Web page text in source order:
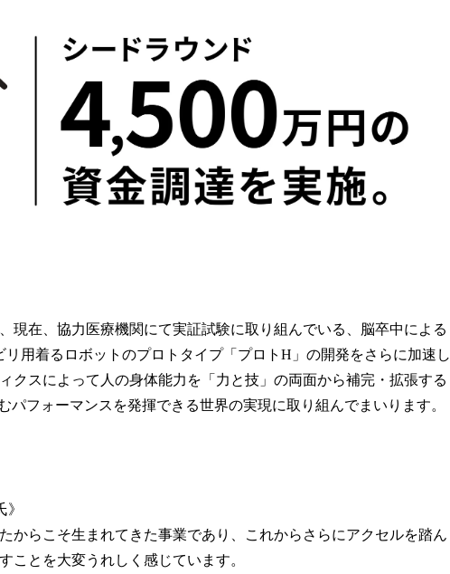
現在、協力医療機関にて実証試験に取り組んでいる、脳卒中による
用着るロボットのプロトタイプ「プロトH」の開発をさらに加速し
クスによって人の身体能力を「力と技」の両面から補完・拡張する
パフォーマンスを発揮できる世界の実現に取り組んでまいります。
からこそ生まれてきた事業であり、これからさらにアクセルを踏ん
ことを大変うれしく感じています。